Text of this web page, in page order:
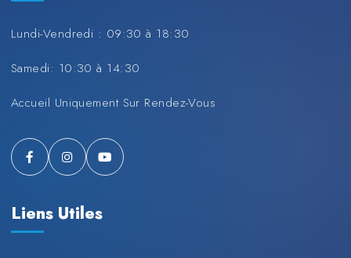
Lundi-Vendredi : 09:30 à 18:30
Samedi: 10:30 à 14:30
Accueil Uniquement Sur Rendez-Vous
Liens Utiles